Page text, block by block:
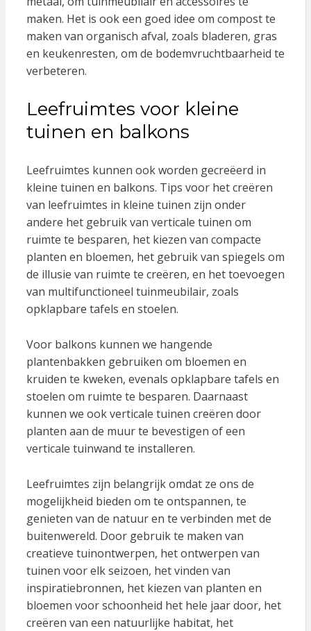
maken. Het is ook een goed idee om compost te
maken van organisch afval, zoals bladeren, gras
en keukenresten, om de bodemvruchtbaarheid te
verbeteren.
Leefruimtes voor kleine
tuinen en balkons
Leefruimtes kunnen ook worden gecreëerd in
kleine tuinen en balkons. Tips voor het creëren
van leefruimtes in kleine tuinen zijn onder
andere het gebruik van verticale tuinen om
ruimte te besparen, het kiezen van compacte
planten en bloemen, het gebruik van spiegels om
de illusie van ruimte te creëren, en het toevoegen
van multifunctioneel tuinmeubilair, zoals
opklapbare tafels en stoelen.
Voor balkons kunnen we hangende
plantenbakken gebruiken om bloemen en
kruiden te kweken, evenals opklapbare tafels en
stoelen om ruimte te besparen. Daarnaast
kunnen we ook verticale tuinen creëren door
planten aan de muur te bevestigen of een
verticale tuinwand te installeren.
Leefruimtes zijn belangrijk omdat ze ons de
mogelijkheid bieden om te ontspannen, te
genieten van de natuur en te verbinden met de
buitenwereld. Door gebruik te maken van
creatieve tuinontwerpen, het ontwerpen van
tuinen voor elk seizoen, het vinden van
inspiratiebronnen, het kiezen van planten en
bloemen voor schoonheid het hele jaar door, het
creëren van een natuurlijke habitat, het